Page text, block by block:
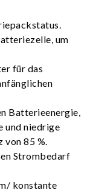
um
für das
Batterieenergie,
und niedrige
von 85 %.
Strombedarf
konstante